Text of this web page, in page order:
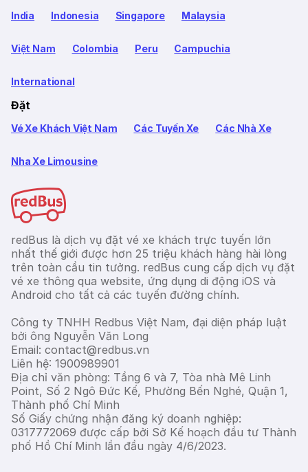
India Indonesia Singapore Malaysia
Việt Nam Colombia Peru Campuchia
International
Đặt
Vé Xe Khách Việt Nam Các Tuyến Xe Các Nhà Xe
Nha Xe Limousine
redBus là dịch vụ đặt vé xe khách trực tuyến lớn
nhất thế giới được hơn 25 triệu khách hàng hài lòng
trên toàn cầu tin tưởng. redBus cung cấp dịch vụ đặt
vé xe thông qua website, ứng dụng di động iOS và
Android cho tất cả các tuyến đường chính.
Công ty TNHH Redbus Việt Nam, đại diện pháp luật
bởi ông Nguyễn Văn Long
Email: contact@redbus.vn
Liên hệ: 1900989901
Địa chỉ văn phòng: Tầng 6 và 7, Tòa nhà Mê Linh
Point, Số 2 Ngô Đức Kế, Phường Bến Nghé, Quận 1,
Thành phố Chí Minh
Số Giấy chứng nhận đăng ký doanh nghiệp:
0317772069 được cấp bởi Sở Kế hoạch đầu tư Thành
phố Hồ Chí Minh lần đầu ngày 4/6/2023.